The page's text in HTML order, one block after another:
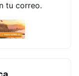
tu correo.